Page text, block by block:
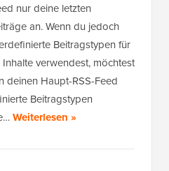
nur deine letzten
an. Wenn du jedoch
Beitragstypen für
verwendest, möchtest
deinen Haupt-RSS-Feed
Beitragstypen
Weiterlesen »